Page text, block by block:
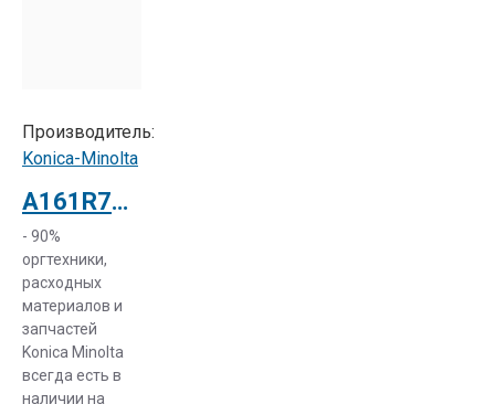
Производитель:
Konica-Minolta
A161R73300 Модуль переноса изображения Konica Minolta для bizhub C224 (A161R73311)
- 90%
оргтехники,
расходных
материалов и
запчастей
Konica Minolta
всегда есть в
наличии на